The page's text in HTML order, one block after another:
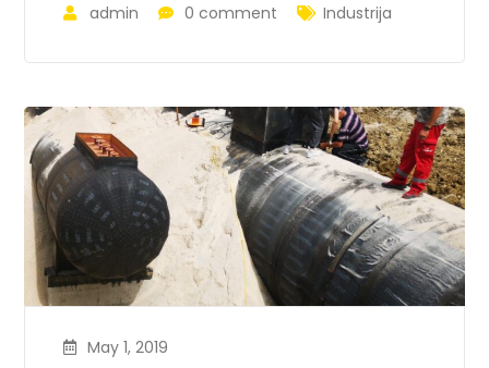
admin 0 comment Industrija
May 1, 2019